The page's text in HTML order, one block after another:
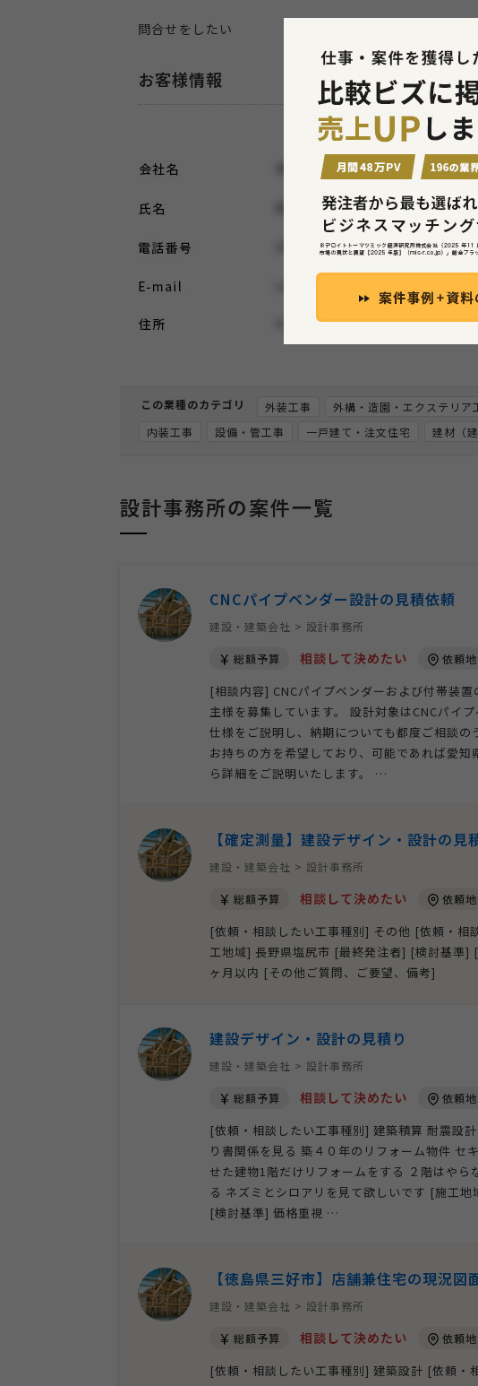
問合せをしたい
お客様情報
この案件に対応し
お問い合
この業種のカテゴリ 外装工事 外構・造園・エクステリア
内装工事
設備・管工事 一戸建て・注文住宅 建材（
設計事務所の案件一覧
CNCパイプベンダー設計の見積依頼
建設・建築会社 > 設計事務所
総額予算 相談して決めたい 依頼
[相談内容] CNCパイプベンダーおよび付帯装
主様を募集しています。 設計対象はCNCパイ
仕様をご説明し、納期についても都度ご相談
お持ちの方を希望しており、可能であれば愛
ら詳細をご説明いたします。 …
【確定測量】建設デザイン・設計の見
建設・建築会社 > 設計事務所
総額予算 相談して決めたい 依頼
[依頼・相談したい工事種別] その他 [依頼・相
工地域] 長野県塩尻市 [最終発注者] [検討基準
ヶ月以内 [その他ご質問、ご要望、備考]
建設デザイン・設計の見積り
建設・建築会社 > 設計事務所
総額予算 相談して決めたい 依頼
[依頼・相談したい工事種別] 建築積算 耐震設
り書関係を見る 築４０年のリフォーム物件 セ
せた建物1階だけリフォームをする ２階はや
る ネズミとシロアリを見て欲しいです [施工
[検討基準] 価格重視 …
【徳島県三好市】店舗兼住宅の現況図
建設・建築会社 > 設計事務所
総額予算 相談して決めたい 依頼
[依頼・相談したい工事種別] 建築設計 [依頼・